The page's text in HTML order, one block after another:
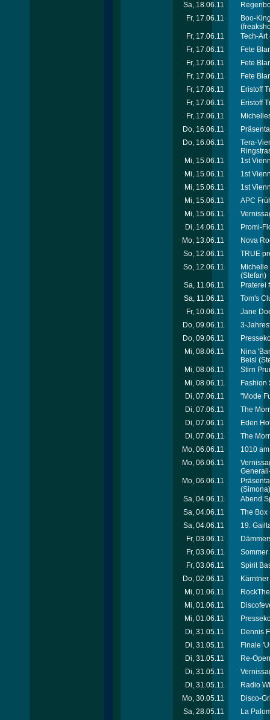
Sa, 18.06.11
Fr, 17.06.11
Boo-
Fr, 17.06.11
Tech-
Fr, 17.06.11
Fete
Fr, 17.06.11
Fete
Fr, 17.06.11
Fete
Fr, 17.06.11
Eristoff
Fr, 17.06.11
Eristoff
Fr, 17.06.11
Do, 16.06.11
Do, 16.06.11
Tera-
Mi, 15.06.11
1st
Mi, 15.06.11
1st
Mi, 15.06.11
1st
Mi, 15.06.11
APC
Mi, 15.06.11
Di, 14.06.11
Promi-
Mo, 13.06.11
Nova
So, 12.06.11
TRUE
So, 12.06.11
(Stefan)
Sa, 11.06.11
Praterei
Sa, 11.06.11
Tom's
Fr, 10.06.11
Jane
Do, 09.06.11
3-
Do, 09.06.11
Mi, 08.06.11
Nina
Beisl
Mi, 08.06.11
Stirn
Mi, 08.06.11
Fashion
Di, 07.06.11
"Mode
Di, 07.06.11
The
Di, 07.06.11
Eden
Di, 07.06.11
The
Mo, 06.06.11
1010
Mo, 06.06.11
Mo, 06.06.11
(Simona)
Sa, 04.06.11
Abend
Sa, 04.06.11
The Box
Sa, 04.06.11
19.
Fr, 03.06.11
Fr, 03.06.11
Sommer
Fr, 03.06.11
Spirit
Do, 02.06.11
Mi, 01.06.11
Mi, 01.06.11
Mi, 01.06.11
Di, 31.05.11
Dennis
Di, 31.05.11
Finale
Di, 31.05.11
Re-
Di, 31.05.11
Di, 31.05.11
Radio
Mo, 30.05.11
Disco-
Sa, 28.05.11
La